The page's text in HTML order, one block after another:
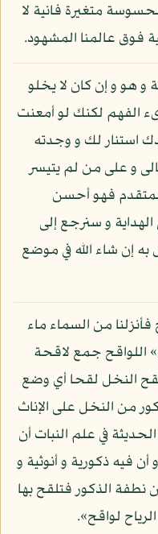
متغيرة فانية لا
فوق عالمنا المشهود.
و هو و إن كان لا يخلو
الفهم لكنك لو أمعنت
استنار لك و وجدته
و على من لم يتيسر
فهو أحسن
الهداية و سنرجع إلى
إن شاء الله في موضع
فأنزلنا من السماء ماء
اللواقح جمع لاقحة
النخل لقحا أي وضع
من النخل على الإناث
في علم النبات أن
فيه ذكورية و أنوثية و
نطفة الذكور فتلقح بها
لواقح».